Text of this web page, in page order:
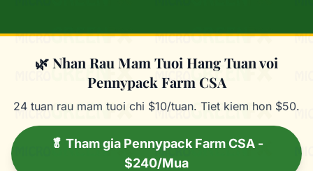
🌿 Nhan Rau Mam Tuoi Hang Tuan voi
Pennypack Farm CSA
24 tuan rau mam tuoi chi $10/tuan. Tiet kiem hon $50.
🥬 Tham gia Pennypack Farm CSA -
$240/Mua